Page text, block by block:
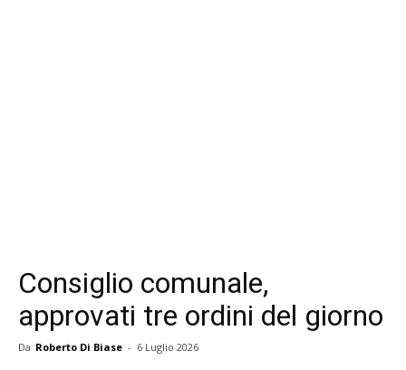
Consiglio comunale,
approvati tre ordini del giorno
Da Roberto Di Biase - 6 Luglio 2026